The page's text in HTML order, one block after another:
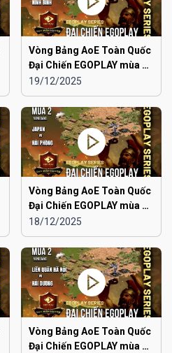
Vòng Bảng AoE Toàn Quốc
Đại Chiến EGOPLAY mùa 2 |
Japan vs Ninh Bình
19/12/2025
Vòng Bảng AoE Toàn Quốc
Đại Chiến EGOPLAY mùa 2 |
Japan vs Hải Phòng
18/12/2025
Vòng Bảng AoE Toàn Quốc
Đại Chiến EGOPLAY mùa 2 |